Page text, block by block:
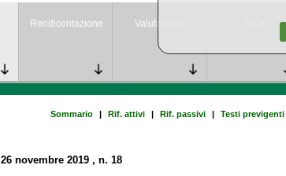
Rendicontazione Valutazione
Sommario | Rif. attivi | Rif. passivi | Testi previgenti
26 novembre 2019 , n. 18